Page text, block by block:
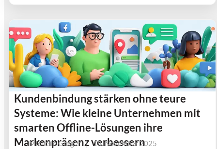
Kundenbindung stärken ohne teure
Systeme: Wie kleine Unternehmen mit
smarten Offline-Lösungen ihre
Markenpräsenz verbessern
Michelle Greger | 18. November 2025